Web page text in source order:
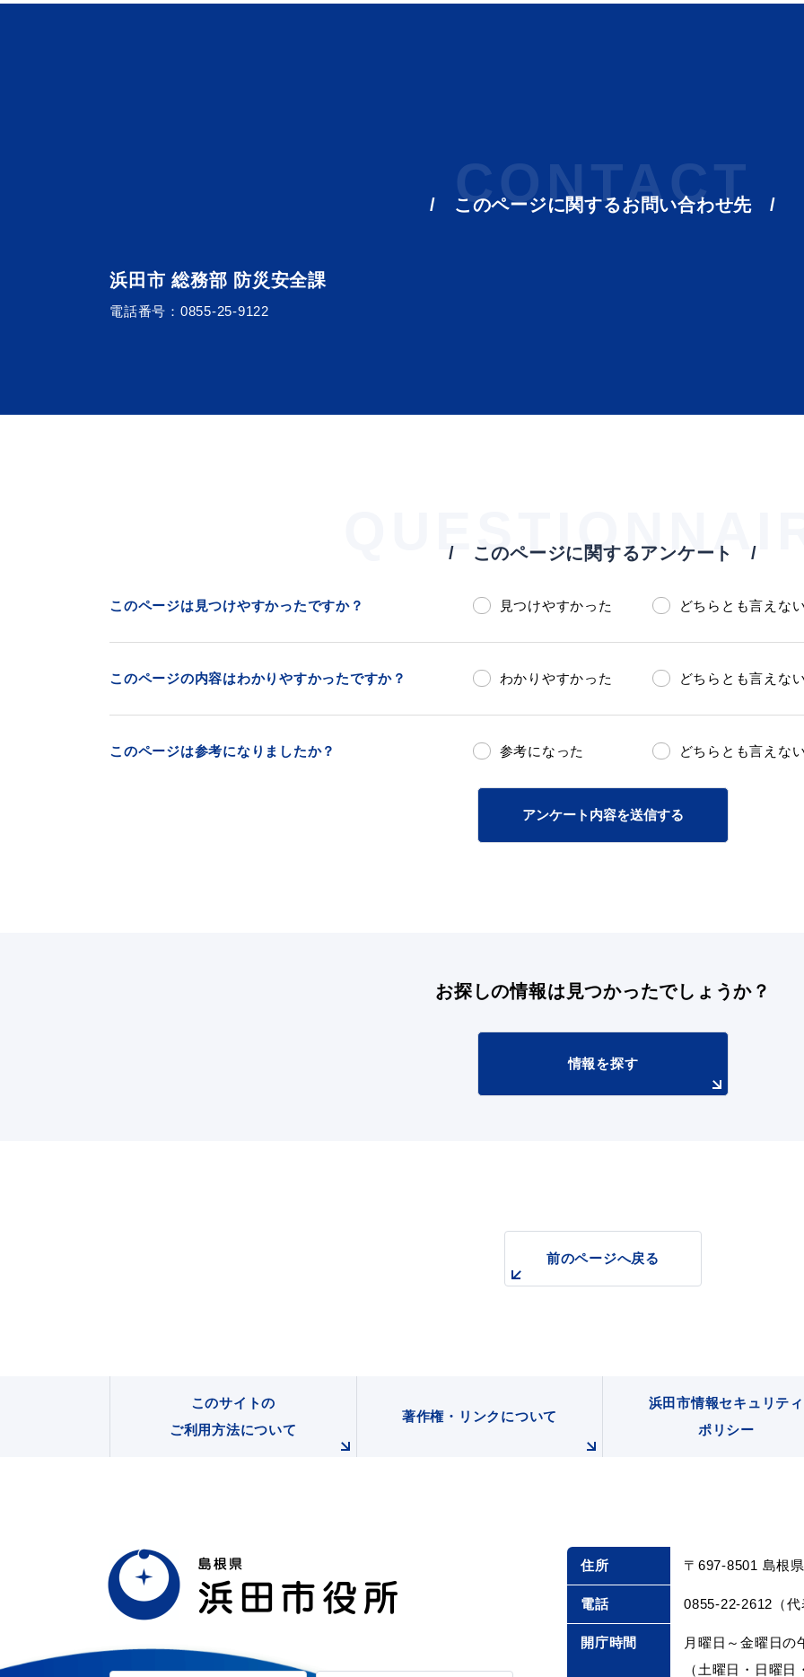
浜田市観光協会ポータルサイト「はまナビ」
CONTACT
このページに関するお問い合わせ先
浜田市 総務部 防災安全課
電話番号： 0855-25-9122
このページに関するアンケート
このページは見つけやすかったですか？ 見つけやすかった どちらとも言えない
このページの内容はわかりやすかったですか？ わかりやすかった どちらとも言えない
このページは参考になりましたか？ 参考になった どちらとも言えない
アンケート内容を送信する
お探しの情報は 見つかったでしょうか？
情報を探す
前のページへ戻る
このサイトの
ご利用方法について
著作権・リンクについて
浜田市情報セキュリティ
ポリシー
住所 〒697-8501 島根
電話 0855-22-2612（代
開庁時間
月曜日～金曜日の
（土曜日・日曜